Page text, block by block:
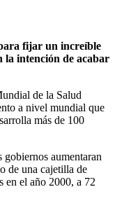
fijar un increíble
la intención de acabar
de la Salud
a nivel mundial que
más de 100
aumentaran
de una cajetilla de
en el año 2000, a 72